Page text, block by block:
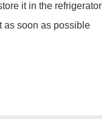
it in the refrigerator
as soon as possible